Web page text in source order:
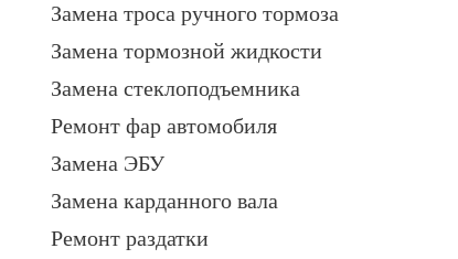
Замена троса ручного тормоза
Замена тормозной жидкости
Замена стеклоподъемника
Ремонт фар автомобиля
Замена ЭБУ
Замена карданного вала
Ремонт раздатки